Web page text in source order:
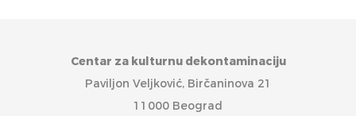
Centar za kulturnu dekontaminaciju
Paviljon Veljković, Birčaninova 21
11000 Beograd